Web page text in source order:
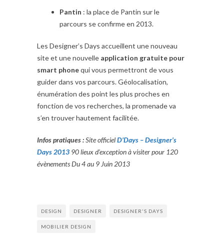
Pantin : la place de Pantin sur le
parcours se confirme en 2013.
Les Designer’s Days accueillent une nouveau
site et une nouvelle application gratuite pour
smart phonequi vous permettront de vous
guider dans vos parcours. Géolocalisation,
énumération des point les plus proches en
fonction de vos recherches, la promenade va
s’en trouver hautement facilitée.
Infos pratiques :Site officielD’Days – Designer’s
Days 2013 90 lieux d’exception à visiter pour 120
évènements Du 4 au 9 Juin 2013
DESIGN DESIGNER DESIGNER'S DAYS
MOBILIER DESIGN